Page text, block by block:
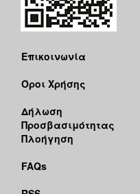
Επικοινωνία
Όροι Χρήσης
Δήλωση
Προσβασιμότητας
Πλοήγηση
FAQs